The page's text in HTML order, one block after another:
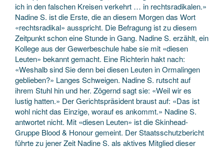
ich in den falschen Kreisen verkehrt … in rechtsradikalen.»
Nadine S. ist die Erste, die an diesem Morgen das Wort
«rechtsradikal» ausspricht. Die Befragung ist zu diesem
Zeitpunkt schon eine Stunde in Gang. Nadine S. erzählt, ein
Kollege aus der Gewerbeschule habe sie mit «diesen
Leuten» bekannt gemacht. Eine Richterin hakt nach:
«Weshalb sind Sie denn bei diesen Leuten in Ormalingen
geblieben?» Langes Schweigen. Nadine S. rutscht auf
ihrem Stuhl hin und her. Zögernd sagt sie: «Weil wir es
lustig hatten.» Der Gerichtspräsident braust auf: «Das ist
wohl nicht das Einzige, worauf es ankommt.» Nadine S.
antwortet nicht. Mit «diesen Leuten» ist die Skinhead-
Gruppe Blood & Honour gemeint. Der Staatsschutzbericht
führte zu jener Zeit Nadine S. als aktives Mitglied dieser